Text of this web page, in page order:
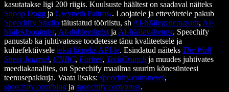
kasutatakse ligi 200 riigis. Kuulsuste häältest on saadaval näiteks
Snoop Dogg ja Gwyneth Paltrow. Loojatele ja ettevõtetele pakub
Speechify Studio täiustatud tööriistu, sh AI-häälegeneraatorit, AI-
häälekloonimist, AI-dubleerimist ja AI-häälevahetust. Speechify
panustab ka juhtivatesse toodetesse tänu kvaliteetsele ja
kuluefektiivsele tekst kõneks API-le. Esindatud näiteks The Wall
Street Journal, CNBC, Forbes, TechCrunch ja muudes juhtivates
meediakanalites, on Speechify maailma suurim kõnesünteesi
teenusepakkuja. Vaata lisaks: speechify.com/news,
speechify.com/blog ja speechify.com/press.